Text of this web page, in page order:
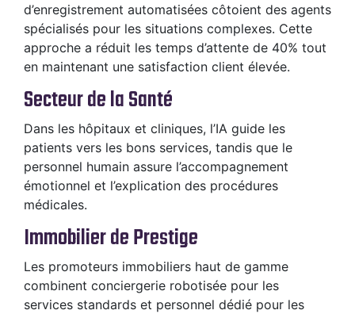
d’enregistrement automatisées côtoient des agents
spécialisés pour les situations complexes. Cette
approche a réduit les temps d’attente de 40% tout
en maintenant une satisfaction client élevée.
Secteur de la Santé
Dans les hôpitaux et cliniques, l’IA guide les
patients vers les bons services, tandis que le
personnel humain assure l’accompagnement
émotionnel et l’explication des procédures
médicales.
Immobilier de Prestige
Les promoteurs immobiliers haut de gamme
combinent conciergerie robotisée pour les
services standards et personnel dédié pour les